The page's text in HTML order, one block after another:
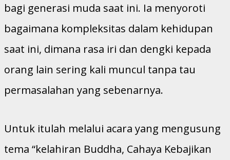
bagi generasi muda saat ini. Ia menyoroti
bagaimana kompleksitas dalam kehidupan
saat ini, dimana rasa iri dan dengki kepada
orang lain sering kali muncul tanpa tau
permasalahan yang sebenarnya.
Untuk itulah melalui acara yang mengusung
tema “kelahiran Buddha, Cahaya Kebajikan